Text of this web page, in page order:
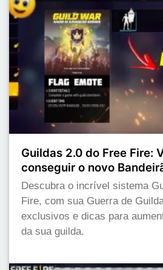
Guildas 2.0 do Free Fire:
conseguir o novo
Descubra o incrível sistema
Fire, com sua Guerra de
exclusivos e dicas para
da sua guilda.